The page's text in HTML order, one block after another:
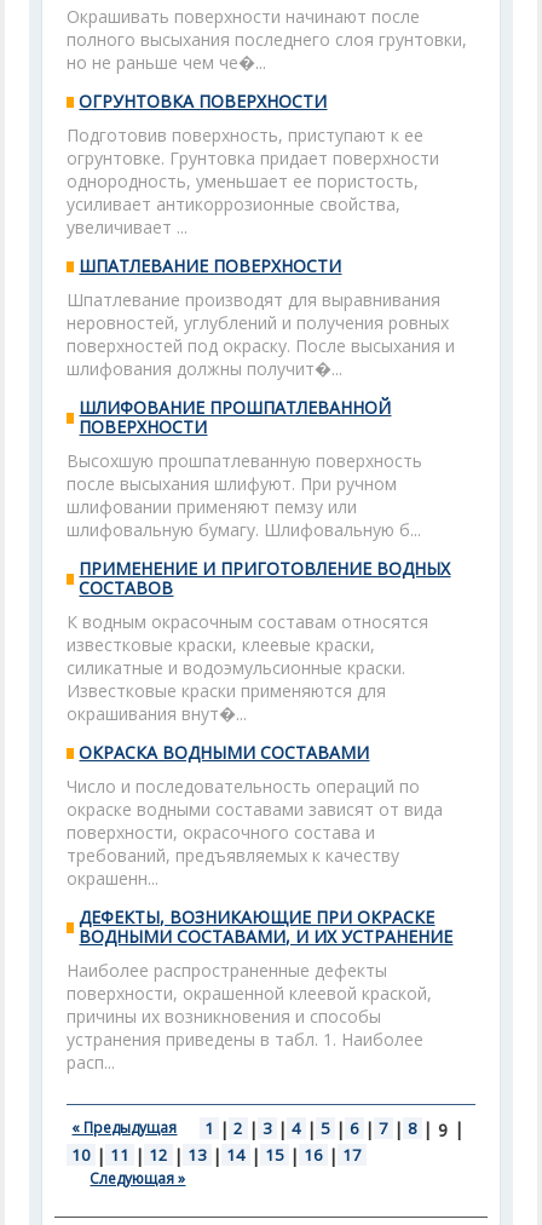
Окрашивать поверхности начинают после
полного высыхания последнего слоя грунтовки,
но не раньше чем че�...
ОГРУНТОВКА ПОВЕРХНОСТИ
Подготовив поверхность, приступают к ее
огрунтовке. Грунтовка придает поверхности
однородность, уменьшает ее пористость,
усиливает антикоррозионные свойства,
увеличивает ...
ШПАТЛЕВАНИЕ ПОВЕРХНОСТИ
Шпатлевание производят для выравнивания
неровностей, углублений и получения ровных
поверхностей под окраску. После высыхания и
шлифования должны получит�...
ШЛИФОВАНИЕ ПРОШПАТЛЕВАННОЙ
ПОВЕРХНОСТИ
Высохшую прошпатлеванную поверхность
после высыхания шлифуют. При ручном
шлифовании применяют пемзу или
шлифовальную бумагу. Шлифовальную б...
ПРИМЕНЕНИЕ И ПРИГОТОВЛЕНИЕ ВОДНЫХ
СОСТАВОВ
К водным окрасочным составам относятся
известковые краски, клеевые краски,
силикатные и водоэмульсионные краски.
Известковые краски применяются для
окрашивания внут�...
ОКРАСКА ВОДНЫМИ СОСТАВАМИ
Число и последовательность операций по
окраске водными составами зависят от вида
поверхности, окрасочного состава и
требований, предъявляемых к качеству
окрашенн...
ДЕФЕКТЫ, ВОЗНИКАЮЩИЕ ПРИ ОКРАСКЕ
ВОДНЫМИ СОСТАВАМИ, И ИХ УСТРАНЕНИЕ
Наиболее распространенные дефекты
поверхности, окрашенной клеевой краской,
причины их возникновения и способы
устранения приведены в табл. 1. Наиболее
расп...
« Предыдущая 1 | 2 | 3 | 4 | 5 | 6 | 7 | 8 | 9 |
10 | 11 | 12 | 13 | 14 | 15 | 16 | 17
Следующая »